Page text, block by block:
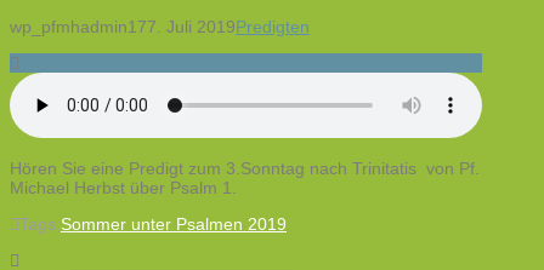
wp_pfmhadmin177. Juli 2019Predigten
Hören Sie eine Predigt zum 3.Sonntag nach Trinitatis von Pf.
Michael Herbst über Psalm 1.
Tags:Sommer unter Psalmen 2019